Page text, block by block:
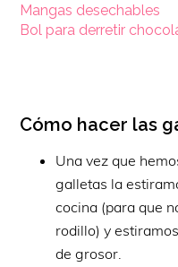
Mangas desechables
Bol para derretir
Cómo hacer las
Una vez que
galletas la
cocina (para que
rodillo) y
de grosor.